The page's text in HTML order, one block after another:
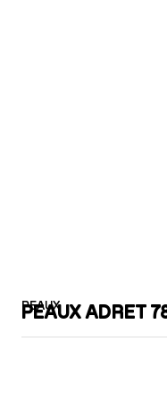
PEAUX
PEAUX ADRET